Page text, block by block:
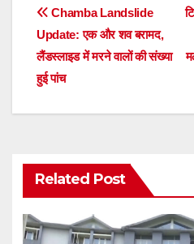
Post
navigation
Chamba Landslide
Update: एक और शव बरामद,
लैंडस्लाइड में मरने वालों की संख्या
हुई पांच
Related Post